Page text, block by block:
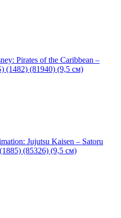
Pirates of the Caribbean –
(1482) (81940) (9,5 см)
Jujutsu Kaisen – Satoru
(85326) (9,5 см)